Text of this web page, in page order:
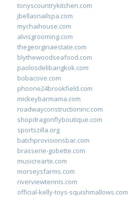
tonyscountrykitchen.com
jbellasnailspa.com
mychaihouse.com
alvisgrooming.com
thegeorginaestate.com
blythewoodseafood.com
paolosdelibangkok.com
bobacove.com
phoone24brookfield.com
mickeybarmama.com
roadwayconstructioninc.com
shopdragonflyboutique.com
sportszilla.org
batchprovisionsbar.com
brasserie-gobette.com
musicrearte.com
morseysfarms.com
riverviewtennis.com
official-kelly-toys-squishmallows.com